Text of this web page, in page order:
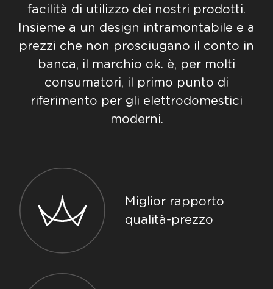
facilità di utilizzo dei nostri prodotti.
Insieme a un design intramontabile e a
prezzi che non prosciugano il conto in
banca, il marchio ok. è, per molti
consumatori, il primo punto di
riferimento per gli elettrodomestici
moderni.
Miglior rapporto
qualità-prezzo